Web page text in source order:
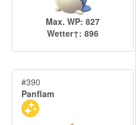
Max. WP: 827
Wetter↑: 896
#390
Panflam